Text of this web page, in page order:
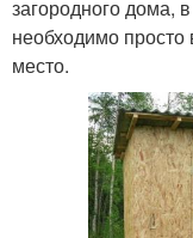
загородного дома,
необходимо
место.